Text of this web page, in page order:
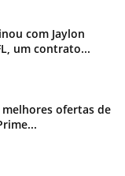
com Jaylon
um contrato...
melhores ofertas de